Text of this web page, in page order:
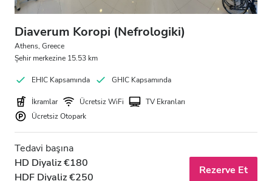
Diaverum Koropi (Nefrologiki)
Athens, Greece
Şehir merkezine 15.53 km
EHIC Kapsamında GHIC Kapsamında
İkramlar Ücretsiz WiFi
TV Ekranları
Ücretsiz Otopark
Tedavi başına
HD Diyaliz €180
HDF Diyaliz €250
Rezerve Et